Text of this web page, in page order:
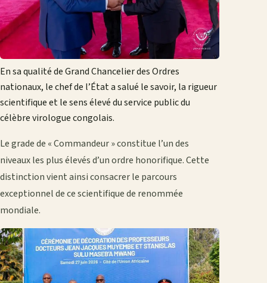
En sa qualité de Grand Chancelier des Ordres
nationaux, le chef de l’État a salué le savoir, la rigueur
scientifique et le sens élevé du service public du
célèbre virologue congolais.
Le grade de « Commandeur » constitue l’un des
niveaux les plus élevés d’un ordre honorifique. Cette
distinction vient ainsi consacrer le parcours
exceptionnel de ce scientifique de renommée
mondiale.